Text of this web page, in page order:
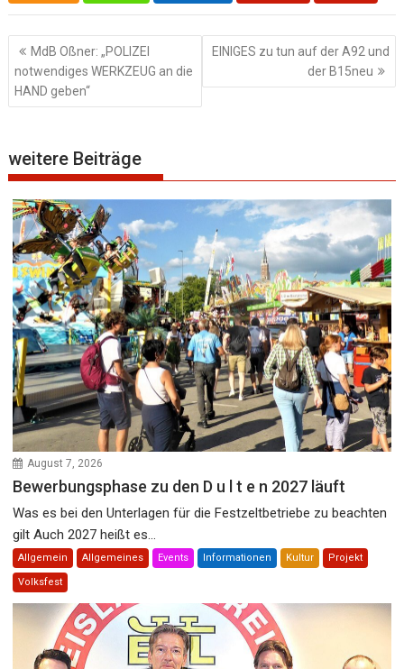
Beitragsnavigation
MdB Oßner: „POLIZEI
notwendiges WERKZEUG an die
HAND geben“
EINIGES zu tun auf der A92 und
der B15neu
weitere Beiträge
August 7, 2026
Bewerbungsphase zu den D u l t e n 2027 läuft
Was es bei den Unterlagen für die Festzeltbetriebe zu beachten
gilt Auch 2027 heißt es...
Allgemein Allgemeines Events Informationen Kultur Projekt
Volksfest